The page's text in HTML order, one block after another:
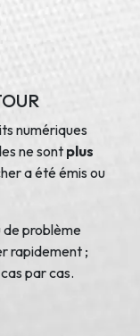
numériques
ne sont plus
a été émis ou
de problème
rapidement ;
par cas.